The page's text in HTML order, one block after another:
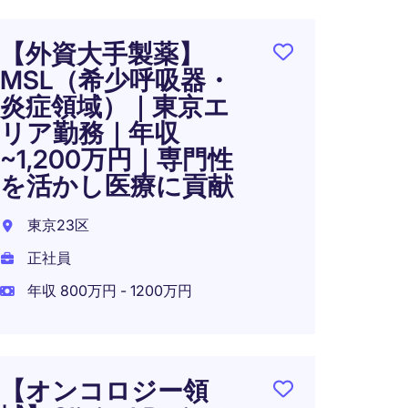
【外資大手製薬】
MSL（希少呼吸器・
炎症領域）｜東京エ
リア勤務｜年収
~1,200万円｜専門性
を活かし医療に貢献
東京23区
正社員
年収 800万円 - 1200万円
【オンコロジー領